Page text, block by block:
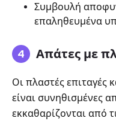
Συμβουλή
επαληθευμένα
Απάτες με
Οι πλαστές επιταγές
είναι συνηθισμένες
εκκαθαρίζονται από